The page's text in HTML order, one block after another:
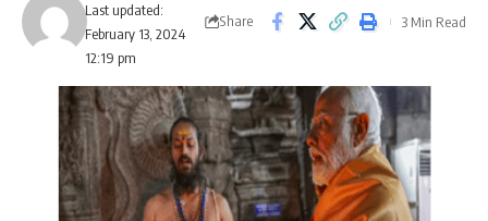
Last updated:
February 13, 2024
12:19 pm
Share 3 Min Read